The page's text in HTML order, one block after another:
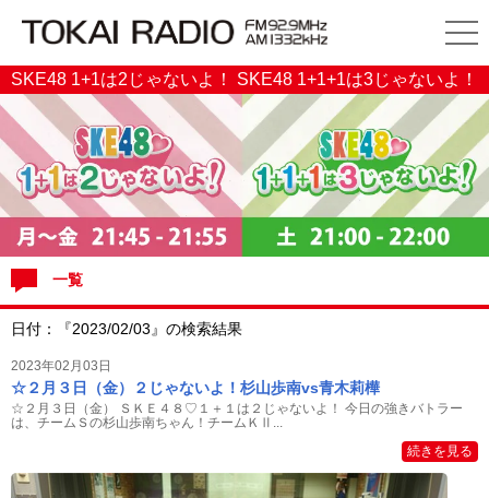
SKE48 1+1は2じゃないよ！ SKE48 1+1+1は3じゃないよ！
一覧
日付：『2023/02/03』の検索結果
2023年02月03日
☆２月３日（金）２じゃないよ！杉山歩南vs青木莉樺
☆２月３日（金） ＳＫＥ４８♡１＋１は２じゃないよ！ 今日の強きバトラー
は、チームＳの杉山歩南ちゃん！チームＫⅡ...
続きを見る